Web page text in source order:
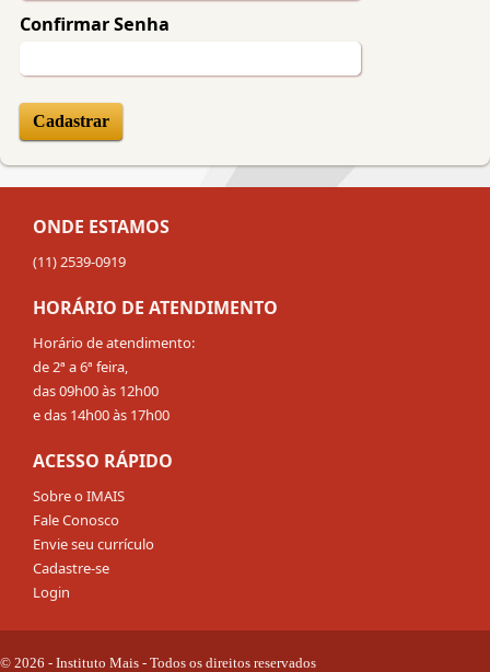
Confirmar Senha
ONDE ESTAMOS
(11) 2539-0919
HORÁRIO DE ATENDIMENTO
Horário de atendimento:
de 2ª a 6ª feira,
das 09h00 às 12h00
e das 14h00 às 17h00
ACESSO RÁPIDO
Sobre o IMAIS
Fale Conosco
Envie seu currículo
Cadastre-se
Login
© 2026 - Instituto Mais - Todos os direitos reservados